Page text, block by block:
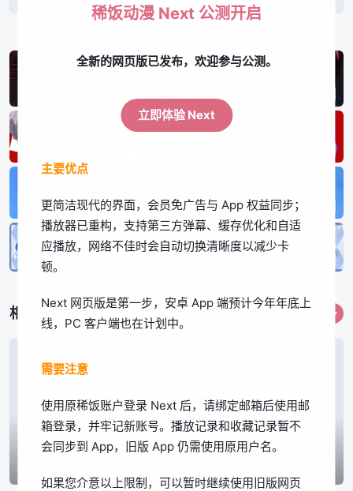
App体验更佳
立即下载
相关作品 更多
已完结 已完结
稀饭动漫 Next 公测开启
全新的网页版已发布，欢迎参与公测。
立即体验 Next
主要优点
更简洁现代的界面，会员免广告与 App 权益同步；
播放器已重构，支持第三方弹幕、缓存优化和自适
应播放，网络不佳时会自动切换清晰度以减少卡
顿。
Next 网页版是第一步，安卓 App 端预计今年年底上
线，PC 客户端也在计划中。
需要注意
使用原稀饭账户登录 Next 后，请绑定邮箱后使用邮
箱登录，并牢记新账号。播放记录和收藏记录暂不
会同步到 App，旧版 App 仍需使用原用户名。
如果您介意以上限制，可以暂时继续使用旧版网页